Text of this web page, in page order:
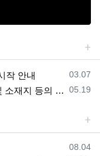
등록일
03.07
작 안내
등록일
05.19
제21대 대통령선거 재외투표소의 명칭 및 소재지 등의 공고/올랜도 제외 투표소
등록일
08.04